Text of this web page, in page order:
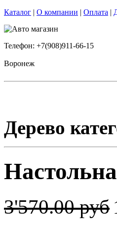
Каталог | О компании | Оплата |
Телефон: +7(908)911-66-15
Воронеж
Дерево
3'570.00 руб